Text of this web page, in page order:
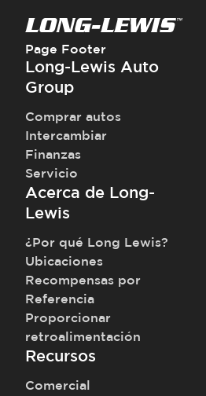
Page Footer
Long-Lewis Auto
Group
Comprar autos
Intercambiar
Finanzas
Servicio
Acerca de Long-
Lewis
¿Por qué Long Lewis?
Ubicaciones
Recompensas por
Referencia
Proporcionar
retroalimentación
Recursos
Comercial